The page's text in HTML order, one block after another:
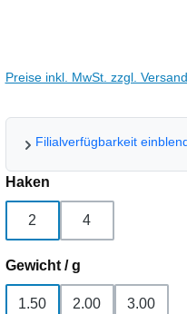
Preise inkl. MwSt. zzgl.
Filialverfügbarkeit
Hakenauswählen
2 4
Gewicht / gauswählen
1.50 2.00 3.00